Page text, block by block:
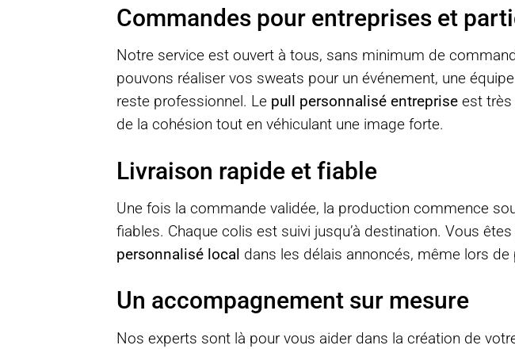
Commandes pour entreprises et
Notre service est ouvert à tous, sans minimum de
pouvons réaliser vos sweats pour un événement, une
reste professionnel. Le pull personnalisé entreprise est très
de la cohésion tout en véhiculant une image forte.
Livraison rapide et fiable
Une fois la commande validée, la production commence
fiables. Chaque colis est suivi jusqu’à destination. Vous
personnalisé local dans les délais annoncés, même lors de
Un accompagnement sur mesure
Nos experts sont là pour vous aider dans la création de